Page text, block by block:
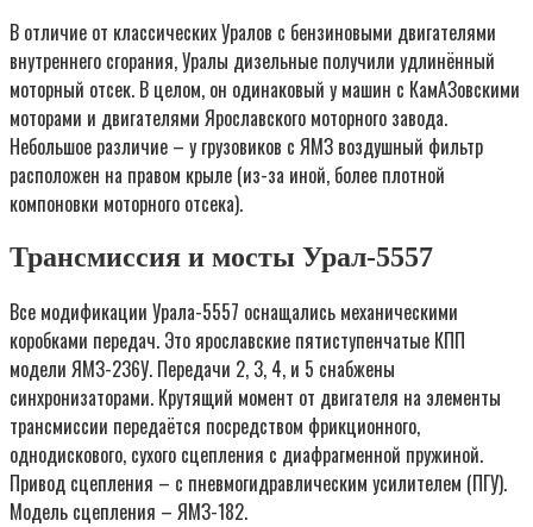
В отличие от классических Уралов с бензиновыми двигателями
внутреннего сгорания, Уралы дизельные получили удлинённый
моторный отсек. В целом, он одинаковый у машин с КамАЗовскими
моторами и двигателями Ярославского моторного завода.
Небольшое различие – у грузовиков с ЯМЗ воздушный фильтр
расположен на правом крыле (из-за иной, более плотной
компоновки моторного отсека).
Трансмиссия и мосты Урал-5557
Все модификации Урала-5557 оснащались механическими
коробками передач. Это ярославские пятиступенчатые КПП
модели ЯМЗ-236У. Передачи 2, 3, 4, и 5 снабжены
синхронизаторами. Крутящий момент от двигателя на элементы
трансмиссии передаётся посредством фрикционного,
однодискового, сухого сцепления с диафрагменной пружиной.
Привод сцепления – с пневмогидравлическим усилителем (ПГУ).
Модель сцепления – ЯМЗ-182.